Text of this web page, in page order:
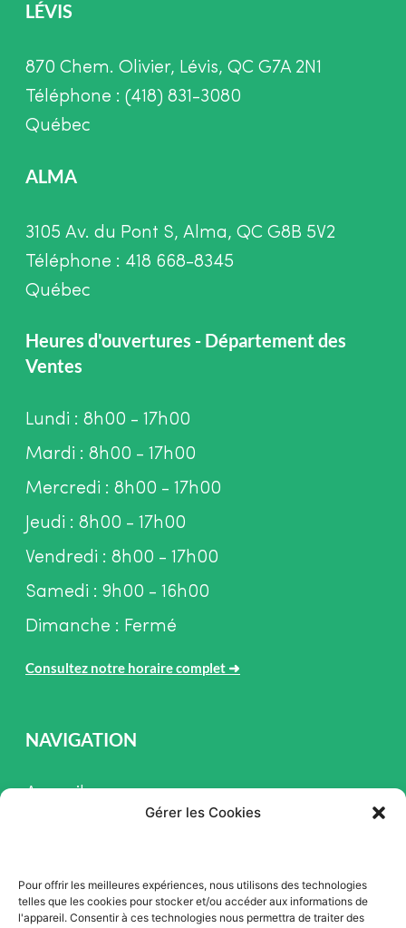
Gérer les Cookies
Pour offrir les meilleures expériences, nous utilisons des technologies
telles que les cookies pour stocker et/ou accéder aux informations de
l'appareil. Consentir à ces technologies nous permettra de traiter des
LÉVIS
870 Chem. Olivier, Lévis, QC G7A 2N1
Téléphone : (418) 831-3080
Québec
ALMA
3105 Av. du Pont S, Alma, QC G8B 5V2
Téléphone : 418 668-8345
Québec
Heures d'ouvertures - Département des
Ventes
Lundi : 8h00 - 17h00
Mardi : 8h00 - 17h00
Mercredi : 8h00 - 17h00
Jeudi : 8h00 - 17h00
Vendredi : 8h00 - 17h00
Samedi : 9h00 - 16h00
Dimanche : Fermé
Consultez notre horaire complet ➜
NAVIGATION
Accueil
Promotion